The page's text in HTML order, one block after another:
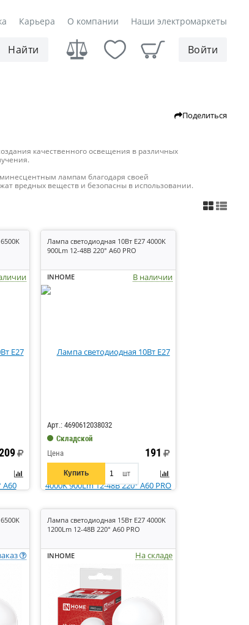
Карьера О компании Наши электромаркеты
Найти Войти
Поделиться
качественного освещения в различных
лампам благодаря своей
вредных веществ и безопасны в использовании.
Лампа светодиодная 10Вт E27 4000K
900Lm 12-48В 220° A60 PRO
INHOME В наличии
Арт.: 4690612038032
Складской
Цена
191
Купить шт
Лампа светодиодная 15Вт E27 4000K
1200Lm 12-48В 220° A60 PRO
INHOME На складе